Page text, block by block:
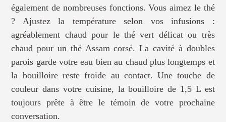
également de nombreuses fonctions. Vous aimez le thé
? Ajustez la température selon vos infusions :
agréablement chaud pour le thé vert délicat ou très
chaud pour un thé Assam corsé. La cavité à doubles
parois garde votre eau bien au chaud plus longtemps et
la bouilloire reste froide au contact. Une touche de
couleur dans votre cuisine, la bouilloire de 1,5 L est
toujours prête à être le témoin de votre prochaine
conversation.